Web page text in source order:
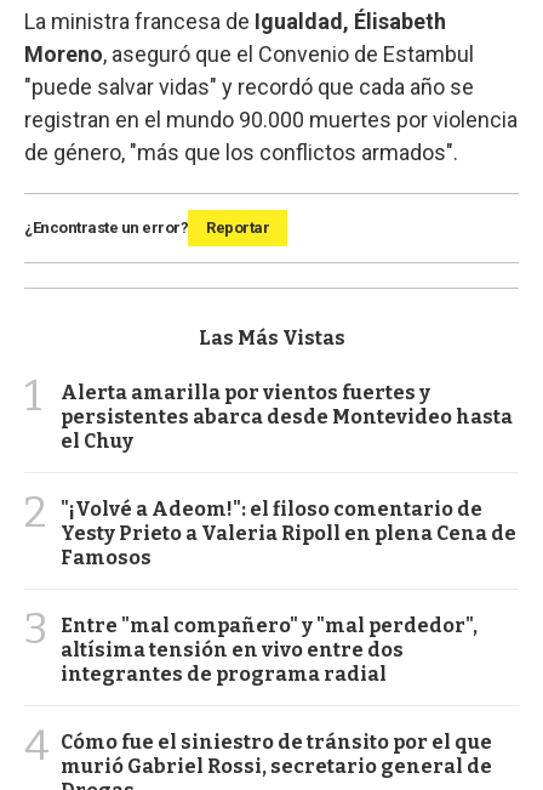
La ministra francesa de Igualdad, Élisabeth
Moreno, aseguró que el Convenio de Estambul
"puede salvar vidas" y recordó que cada año se
registran en el mundo 90.000 muertes por violencia
de género, "más que los conflictos armados".
¿Encontraste un error? Reportar
Las Más Vistas
1
Alerta amarilla por vientos fuertes y
persistentes abarca desde Montevideo hasta
el Chuy
2
"¡Volvé a Adeom!": el filoso comentario de
Yesty Prieto a Valeria Ripoll en plena Cena de
Famosos
3
Entre "mal compañero" y "mal perdedor",
altísima tensión en vivo entre dos
integrantes de programa radial
4 Cómo fue el siniestro de tránsito por el que
murió Gabriel Rossi, secretario general de